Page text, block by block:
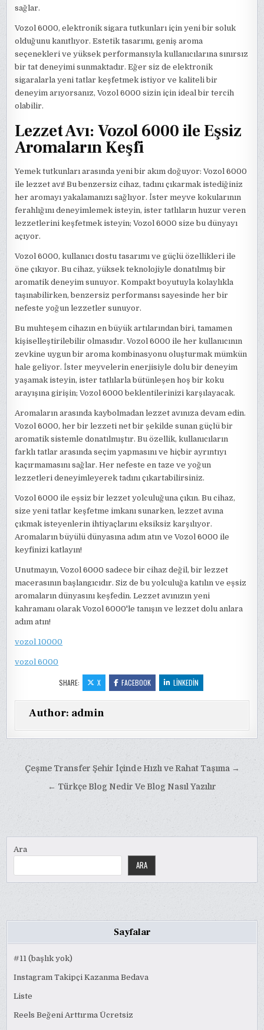
sağlar.
Vozol 6000, elektronik sigara tutkunları için yeni bir soluk
olduğunu kanıtlıyor. Estetik tasarımı, geniş aroma
seçenekleri ve yüksek performansıyla kullanıcılarına sınırsız
bir tat deneyimi sunmaktadır. Eğer siz de elektronik
sigaralarla yeni tatlar keşfetmek istiyor ve kaliteli bir
deneyim arıyorsanız, Vozol 6000 sizin için ideal bir tercih
olabilir.
Lezzet Avı: Vozol 6000 ile Eşsiz
Aromaların Keşfi
Yemek tutkunları arasında yeni bir akım doğuyor: Vozol 6000
ile lezzet avı! Bu benzersiz cihaz, tadını çıkarmak istediğiniz
her aromayı yakalamanızı sağlıyor. İster meyve kokularının
ferahlığını deneyimlemek isteyin, ister tatlıların huzur veren
lezzetlerini keşfetmek isteyin; Vozol 6000 size bu dünyayı
açıyor.
Vozol 6000, kullanıcı dostu tasarımı ve güçlü özellikleri ile
öne çıkıyor. Bu cihaz, yüksek teknolojiyle donatılmış bir
aromatik deneyim sunuyor. Kompakt boyutuyla kolaylıkla
taşınabilirken, benzersiz performansı sayesinde her bir
nefeste yoğun lezzetler sunuyor.
Bu muhteşem cihazın en büyük artılarından biri, tamamen
kişiselleştirilebilir olmasıdır. Vozol 6000 ile her kullanıcının
zevkine uygun bir aroma kombinasyonu oluşturmak mümkün
hale geliyor. İster meyvelerin enerjisiyle dolu bir deneyim
yaşamak isteyin, ister tatlılarla bütünleşen hoş bir koku
arayışına girişin; Vozol 6000 beklentilerinizi karşılayacak.
Aromaların arasında kaybolmadan lezzet avınıza devam edin.
Vozol 6000, her bir lezzeti net bir şekilde sunan güçlü bir
aromatik sistemle donatılmıştır. Bu özellik, kullanıcıların
farklı tatlar arasında seçim yapmasını ve hiçbir ayrıntıyı
kaçırmamasını sağlar. Her nefeste en taze ve yoğun
lezzetleri deneyimleyerek tadını çıkartabilirsiniz.
Vozol 6000 ile eşsiz bir lezzet yolculuğuna çıkın. Bu cihaz,
size yeni tatlar keşfetme imkanı sunarken, lezzet avına
çıkmak isteyenlerin ihtiyaçlarını eksiksiz karşılıyor.
Aromaların büyülü dünyasına adım atın ve Vozol 6000 ile
keyfinizi katlayın!
Unutmayın, Vozol 6000 sadece bir cihaz değil, bir lezzet
macerasının başlangıcıdır. Siz de bu yolculuğa katılın ve eşsiz
aromaların dünyasını keşfedin. Lezzet avınızın yeni
kahramanı olarak Vozol 6000'le tanışın ve lezzet dolu anlara
adım atın!
vozol 10000
vozol 6000
SHARE: X FACEBOOK LINKEDIN
Author: admin
Yazı
gezinmesi
Çeşme Transfer Şehir İçinde Hızlı ve Rahat Taşıma →
← Türkçe Blog Nedir Ve Blog Nasıl Yazılır
Ara
ARA
Sayfalar
#11 (başlık yok)
Instagram Takipçi Kazanma Bedava
Liste
Reels Beğeni Arttırma Ücretsiz